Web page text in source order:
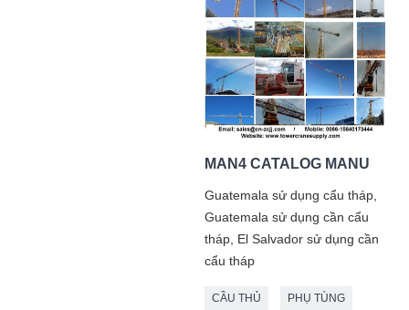
MAN4 CATALOG MANU
Guatemala sử dụng cẩu tháp,
Guatemala sử dụng cần cẩu
tháp, El Salvador sử dụng cần
cẩu tháp
CẦU THỦ
PHỤ TÙNG